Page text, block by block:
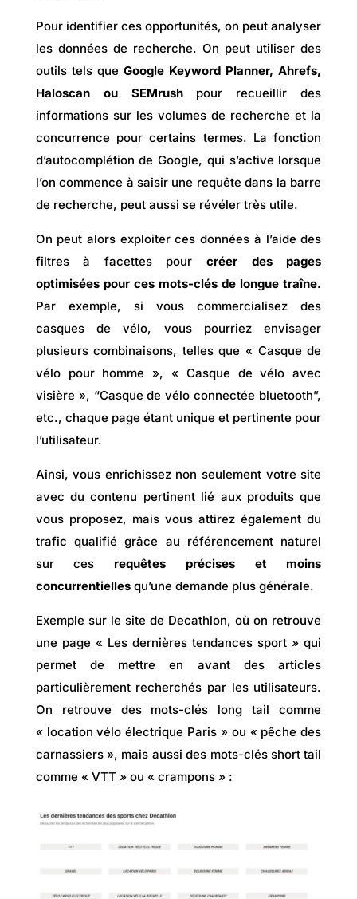
Pour identifier ces opportunités, on peut analyser
les données de recherche. On peut utiliser des
outils tels que Google Keyword Planner, Ahrefs,
Haloscan ou SEMrushpour recueillir des
informations sur les volumes de recherche et la
concurrence pour certains termes. La fonction
d’autocomplétion de Google, qui s’active lorsque
l’on commence à saisir une requête dans la barre
de recherche, peut aussi se révéler très utile.
On peut alors exploiter ces données à l’aide des
filtres à facettes pourcréer des pages
optimisées pour ces mots-clés de longue traîne.
Par exemple, si vous commercialisez des
casques de vélo, vous pourriez envisager
plusieurs combinaisons, telles que « Casque de
vélo pour homme », « Casque de vélo avec
visière », “Casque de vélo connectée bluetooth”,
etc., chaque page étant unique et pertinente pour
l’utilisateur.
Ainsi, vous enrichissez non seulement votre site
avec du contenu pertinent lié aux produits que
vous proposez, mais vous attirez également du
trafic qualifié grâce au référencement naturel
sur ces requêtes précises et moins
concurrentiellesqu’une demande plus générale.
Exemple sur le site de Decathlon, où on retrouve
une page « Les dernières tendances sport » qui
permet de mettre en avant des articles
particulièrement recherchés par les utilisateurs.
On retrouve des mots-clés long tail comme
« location vélo électrique Paris » ou « pêche des
carnassiers », mais aussi des mots-clés short tail
comme « VTT » ou « crampons » :